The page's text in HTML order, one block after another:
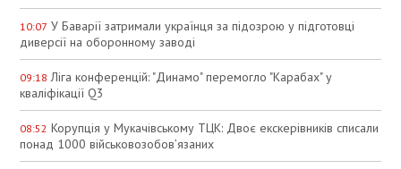
10:07 У Баварії затримали українця за підозрою у підготовці
диверсії на оборонному заводі
09:18 Ліга конференцій: "Динамо" перемогло "Карабах" у
кваліфікації Q3
08:52 Корупція у Мукачівському ТЦК: Двоє екскерівників списали
понад 1000 військовозобов’язаних